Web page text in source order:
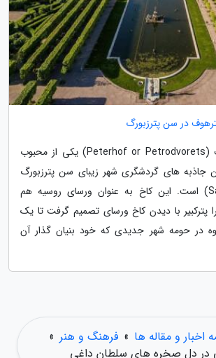
در سن پترزبورگ
پارک یا کاخ پترهوف (Peterhof or Petrodvorets) یکی از محبوب
جاذبه های گردشگری شهر زیبای سن پترزبورگ
(Saint Petersburg) است. این کاخ به عنوان ورسای روسیه هم
پترکبیر با دیدن کاخ ورسای تصمیم گرفت تا یک
در حومه شهر جدیدی که خود بنیان گذار آن
اخبار و مقاله ها » فرهنگ و هنر »
در دل صخره های سلطان داغی